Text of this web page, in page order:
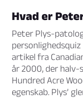
Hvad er
Peter Plys-
artikel fra
år 2000, der halv-
Hundred Acre
egenskab. Plys’